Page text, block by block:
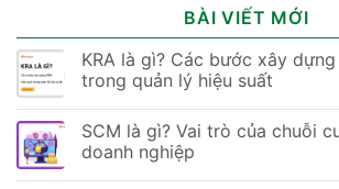
BÀI VIẾT MỚI
KRA là gì? Các bước xây dựng
trong quản lý hiệu suất
SCM là gì? Vai trò của chuỗi
doanh nghiệp